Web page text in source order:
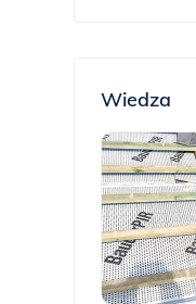
Wiedza